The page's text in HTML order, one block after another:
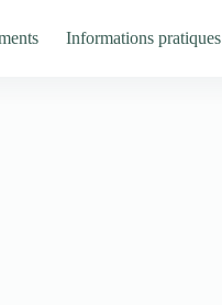
Informations pratiques